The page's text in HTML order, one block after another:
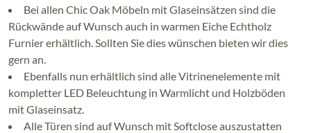
Bei allen Chic Oak Möbeln mit Glaseinsätzen sind die
Rückwände auf Wunsch auch in warmen Eiche Echtholz
Furnier erhältlich. Sollten Sie dies wünschen bieten wir dies
gern an.
Ebenfalls nun erhältlich sind alle Vitrinenelemente mit
kompletter LED Beleuchtung in Warmlicht und Holzböden
mit Glaseinsatz.
Alle Türen sind auf Wunsch mit Softclose auszustatten